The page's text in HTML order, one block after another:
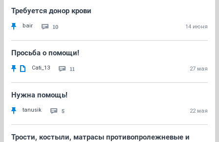
Требуется донор крови
bair 10 14 июня
Просьба о помощи!
Cati_13 11 27 мая
Нужна помощь!
tanusik 5 22 мая
Трости, костыли, матрасы противопролежневые и